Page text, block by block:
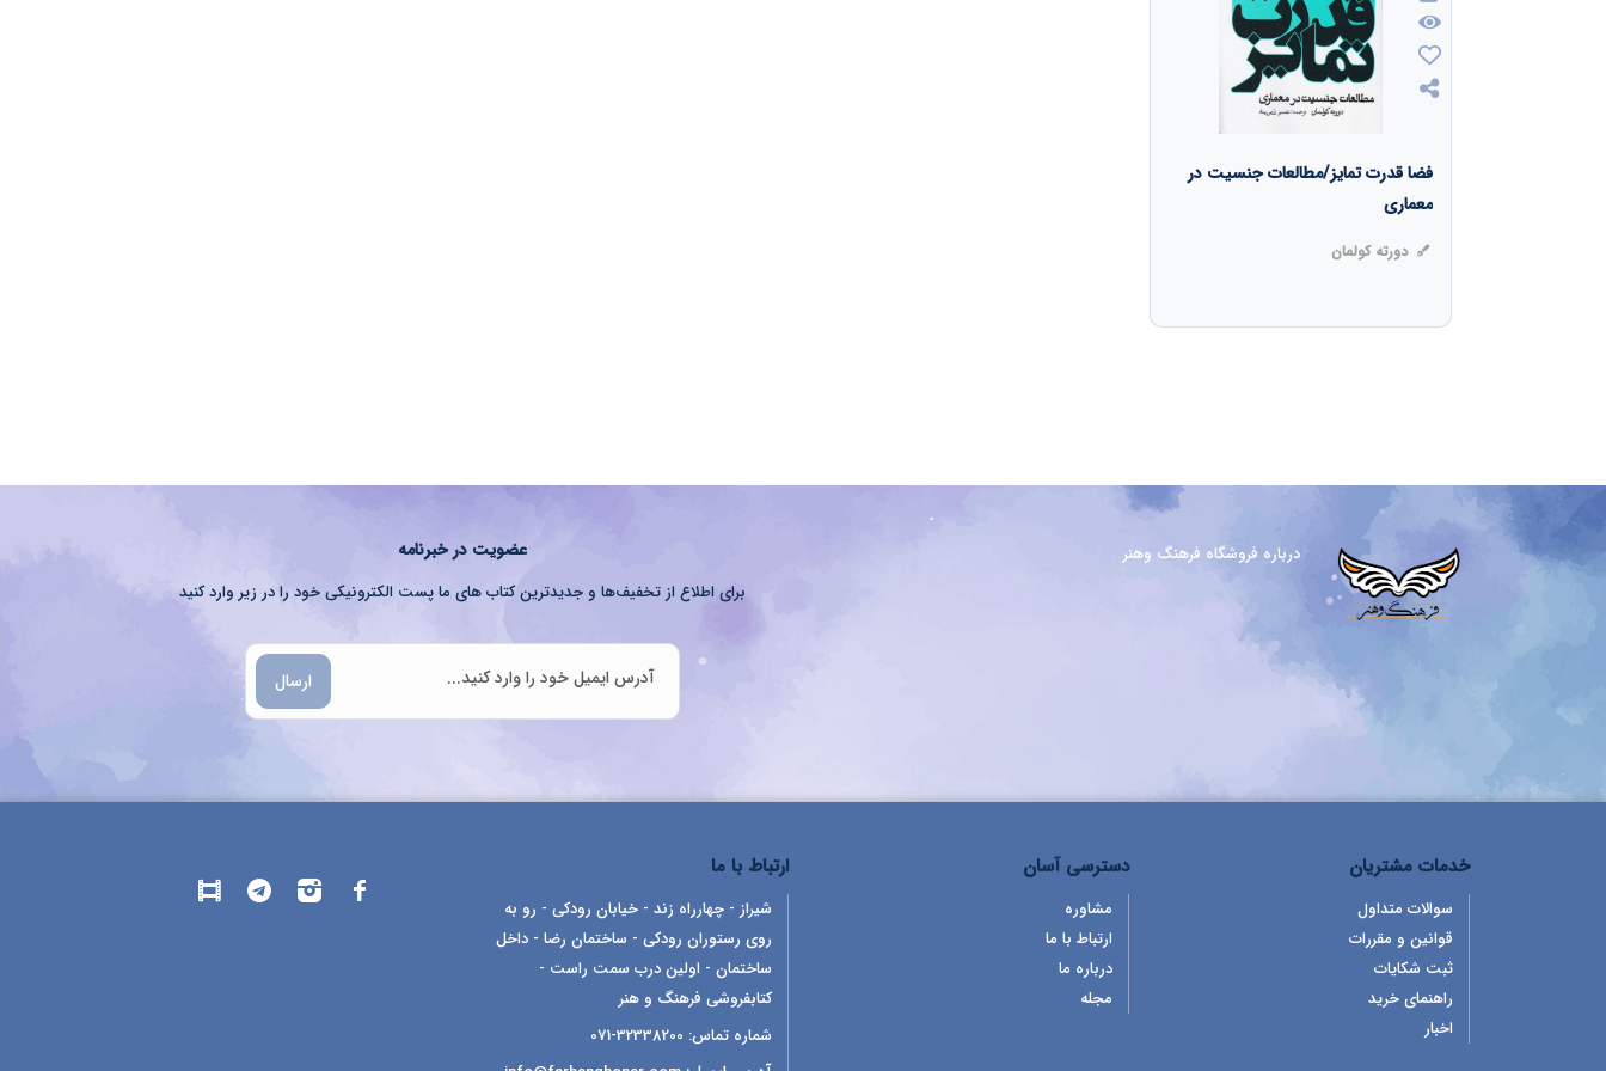
فضا قدرت تمایز/مطالعات جنسیت در
معماری
دورته کولمان
درباره فروشگاه فرهنگ وهنر عضویت در خبرنامه
برای اطلاع از تخفیف‌ها و جدیدترین کتاب های ما پست الکترونیکی خود را در زیر وارد کنید
ارسال
خدمات مشتریان
سوالات متداول
قوانین و مقررات
ثبت شکایات
راهنمای خرید
اخبار
دسترسی آسان
مشاوره
ارتباط با ما
درباره ما
مجله
ارتباط با ما
شیراز - چهارراه زند - خیابان رودکی - رو به
روی رستوران رودکی - ساختمان رضا - داخل
ساختمان - اولین درب سمت راست -
کتابفروشی فرهنگ و هنر
شماره تماس: 32338200-071